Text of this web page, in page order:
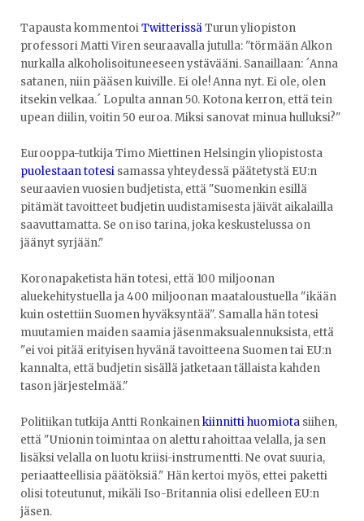
Tapausta kommentoiTwitterissäTurun yliopiston
professori Matti Viren seuraavalla jutulla: "törmään Alkon
nurkalla alkoholisoituneeseen ystävääni. Sanaillaan: ´Anna
satanen, niin pääsen kuiville. Ei ole! Anna nyt. Ei ole, olen
itsekin velkaa.´ Lopulta annan 50. Kotona kerron, että tein
upean diilin, voitin 50 euroa. Miksi sanovat minua hulluksi?"
Eurooppa-tutkija Timo Miettinen Helsingin yliopistosta
puolestaan totesi samassa yhteydessä päätetystä EU:n
seuraavien vuosien budjetista, että "Suomenkin esillä
pitämät tavoitteet budjetin uudistamisesta jäivät aikalailla
saavuttamatta. Se on iso tarina, joka keskustelussa on
jäänyt syrjään."
Koronapaketista hän totesi, että 100 miljoonan
aluekehitystuella ja 400 miljoonan maataloustuella "ikään
kuin ostettiin Suomen hyväksyntää". Samalla hän totesi
muutamien maiden saamia jäsenmaksualennuksista, että
"ei voi pitää erityisen hyvänä tavoitteena Suomen tai EU:n
kannalta, että budjetin sisällä jatketaan tällaista kahden
tason järjestelmää."
Politiikan tutkija Antti Ronkainenkiinnitti huomiota siihen,
että "Unionin toimintaa on alettu rahoittaa velalla, ja sen
lisäksi velalla on luotu kriisi-instrumentti. Ne ovat suuria,
periaatteellisia päätöksiä." Hän kertoi myös, ettei paketti
olisi toteutunut, mikäli Iso-Britannia olisi edelleen EU:n
jäsen.